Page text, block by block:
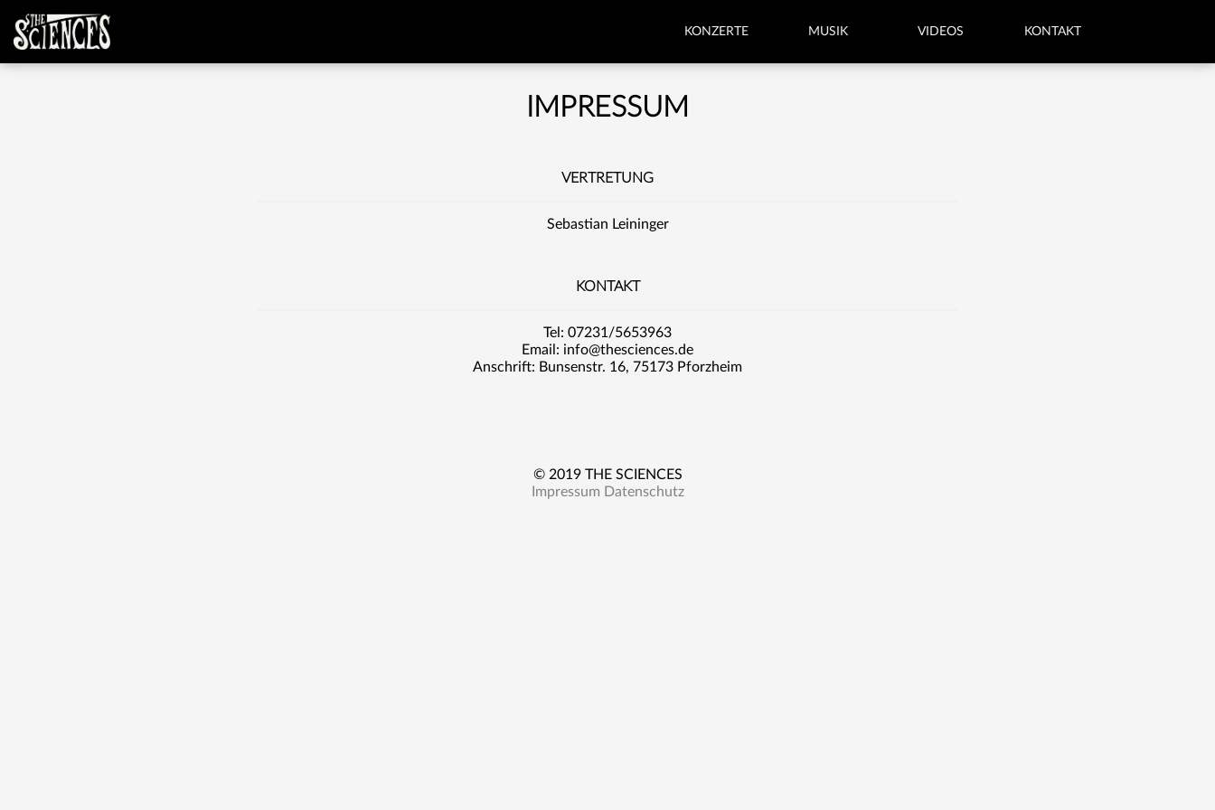
KONZERTE MUSIK VIDEOS KONTAKT
IMPRESSUM
VERTRETUNG
Sebastian Leininger
KONTAKT
Tel: 07231/5653963
Email: info@thesciences.de
Anschrift: Bunsenstr. 16, 75173 Pforzheim
© 2019 THE SCIENCES
Impressum Datenschutz